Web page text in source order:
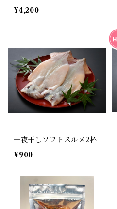
¥4,200
一夜干しソフトスルメ2杯
¥900